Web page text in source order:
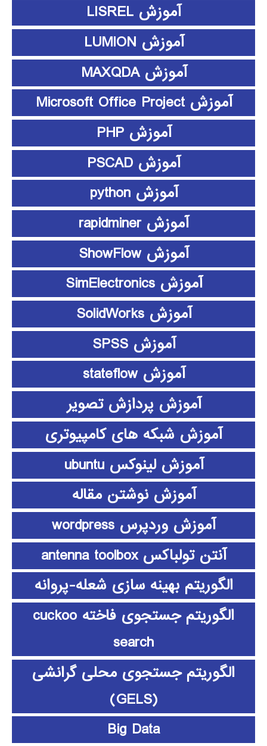
آموزش LISREL
آموزش LUMION
آموزش MAXQDA
آموزش Microsoft Office Project
آموزش PHP
آموزش PSCAD
آموزش python
آموزش rapidminer
آموزش ShowFlow
آموزش SimElectronics
آموزش SolidWorks
آموزش SPSS
آموزش stateflow
آموزش پردازش تصویر
آموزش شبکه های کامپیوتری
آموزش لینوکس ubuntu
آموزش نوشتن مقاله
آموزش وردپرس wordpress
آنتن تولباکس antenna toolbox
الگوریتم بهینه سازی شعله-پروانه
الگوریتم جستجوی فاخته cuckoo
search
الگوریتم جستجوی محلی گرانشی
(GELS)
Big Data